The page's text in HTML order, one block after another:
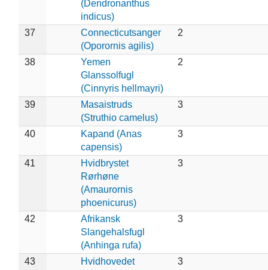
(Dendronanthus
indicus)
37
Connecticutsanger
(Oporornis agilis)
2
38
Yemen
Glanssolfugl
(Cinnyris hellmayri)
2
39
Masaistruds
(Struthio camelus)
3
40
Kapand (Anas
capensis)
3
41
Hvidbrystet
Rørhøne
(Amaurornis
phoenicurus)
3
42
Afrikansk
Slangehalsfugl
(Anhinga rufa)
3
43
Hvidhovedet
3